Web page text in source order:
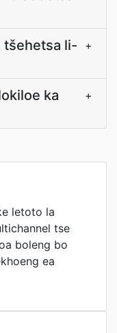
tšehetsa li-
+
ka
+
letoto la
tse
boleng bo
ea